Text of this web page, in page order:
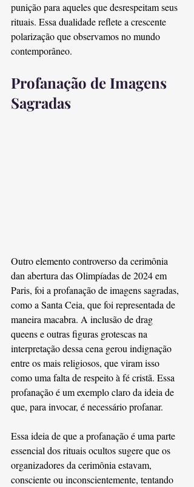
punição para aqueles que desrespeitam seus
rituais. Essa dualidade reflete a crescente
polarização que observamos no mundo
contemporâneo.
Profanação de Imagens
Sagradas
Outro elemento controverso da cerimônia
dan abertura das Olimpíadas de 2024 em
Paris, foi a profanação de imagens sagradas,
como a Santa Ceia, que foi representada de
maneira macabra. A inclusão de drag
queens e outras figuras grotescas na
interpretação dessa cena gerou indignação
entre os mais religiosos, que viram isso
como uma falta de respeito à fé cristã. Essa
profanação é um exemplo claro da ideia de
que, para invocar, é necessário profanar.
Essa ideia de que a profanação é uma parte
essencial dos rituais ocultos sugere que os
organizadores da cerimônia estavam,
consciente ou inconscientemente, tentando